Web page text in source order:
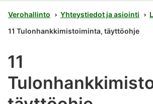
Verohallinto Yhteystiedot ja asiointi
11 Tulonhankkimistoiminta, täyttöohje
11